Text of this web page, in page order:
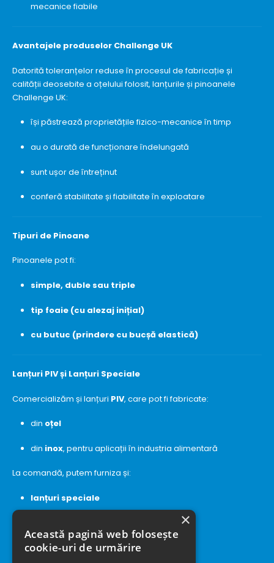
mecanice fiabile
Avantajele produselor Challenge UK
Datorită toleranțelor reduse în procesul de fabricație și
calității deosebite a oțelului folosit, lanțurile și pinoanele
Challenge UK:
își păstrează proprietățile fizico-mecanice în timp
au o durată de funcționare îndelungată
sunt ușor de întreținut
conferă stabilitate și fiabilitate în exploatare
Tipuri de Pinoane
Pinoanele pot fi:
simple, duble sau triple
tip foaie (cu alezaj inițial)
cu butuc (prindere cu bucșă elastică)
Lanțuri PIV și Lanțuri Speciale
Comercializăm și lanțuri PIV, care pot fi fabricate:
din oțel
din inox, pentru aplicații în industria alimentară
La comandă, putem furniza și:
lanțuri speciale
lanțuri cubolțuri găurite
Această pagină web folosește
cookie-uri de urmărire
×